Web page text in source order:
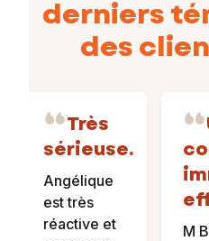
derniers
des
Très
sérieuse.
Angélique
est très
réactive et
M